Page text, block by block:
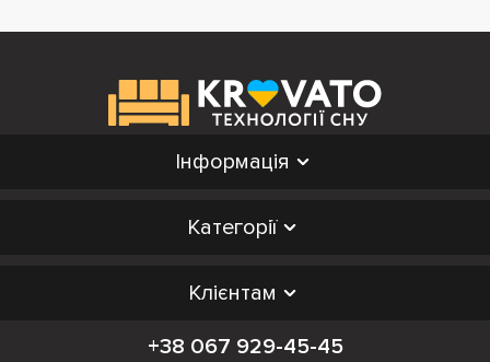
Інформація
Категорії
Клієнтам
+38 067 929-45-45